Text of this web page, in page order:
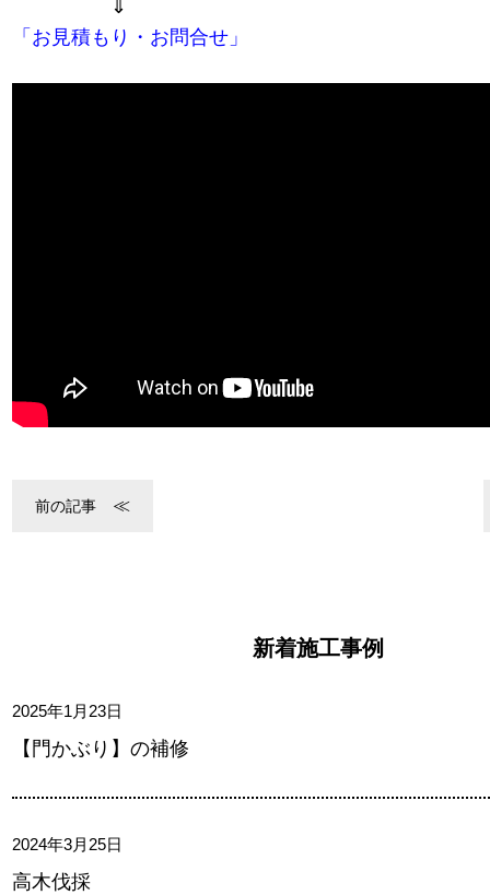
⇓
「お見積もり・お問合せ」
前の記事
新着施工事例
2025年1月23日
【門かぶり】の補修
2024年3月25日
高木伐採